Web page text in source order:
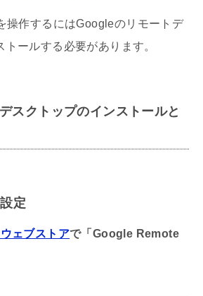
操作するにはGoogleのリモートデ
トールする必要があります。
スクトップのインストールと
定
ェブストアで「Google Remote